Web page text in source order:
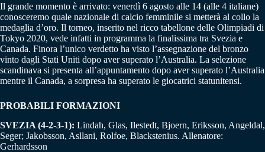
Il grande momento è arrivato: venerdì 6 agosto alle 14 (alle 4 italiane)
conosceremo quale nazionale di calcio femminile si metterà al collo la
medaglia d’oro. Il torneo, inserito nel ricco tabellone delle Olimpiadi di
Tokyo 2020, vede infatti in programma la finalissima tra Svezia e
Canada. Finora l’unico verdetto ha visto l’assegnazione del bronzo
vinto dagli Stati Uniti dopo aver superato l’Australia. La selezione
scandinava si presenta all’appuntamento dopo aver superato l’Australia
mentre il Canada, a sorpresa ha superato le giocatrici statunitensi.
PROBABILI FORMAZIONI
SVEZIA (4-2-3-1): Lindah, Glas, Ilestedt, Bjoern, Eriksson, Angeldal,
Seger; Jakobsson, Asllani, Rolfoe, Blackstenius. Allenatore:
Gerhardsson